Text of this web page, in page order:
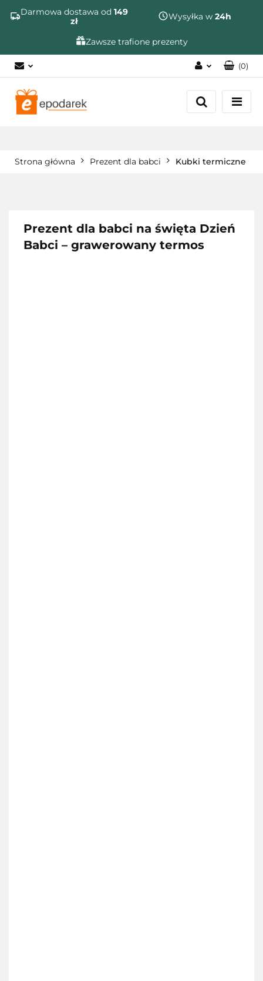
Darmowa dostawa od 149
zł
Wysyłka w 24h
Zawsze trafione prezenty
Szukaj
Zaloguj się
Zarejestruj się
(0)
Strona główna Prezent dla babci Kubki termiczne
Prezent dla babci na święta Dzień
Babci – grawerowany termos